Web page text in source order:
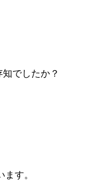
でしたか？
す。